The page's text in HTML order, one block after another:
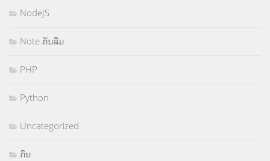
NodeJS
Note ກັນລືມ
PHP
Python
Uncategorized
ກິນ